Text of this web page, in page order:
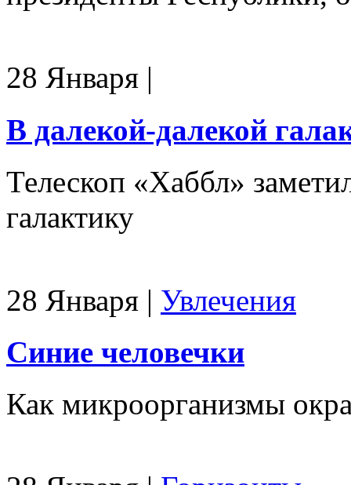
28 Января |
В далекой-далекой
Телескоп «Хаббл»
галактику
28 Января | Увлечения
Синие человечки
Как микроорганизмы